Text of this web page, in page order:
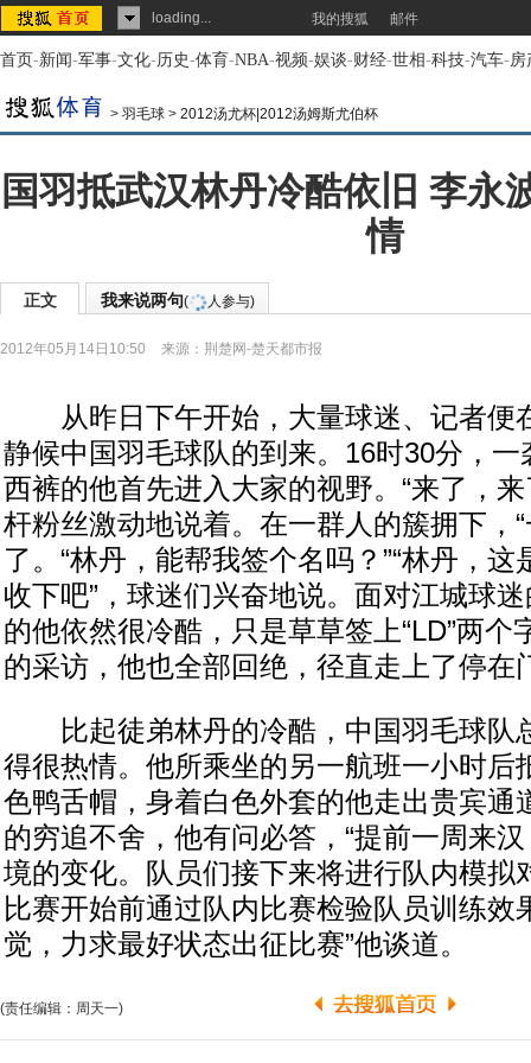
loading... 我的搜狐 邮件
首页-新闻-军事-文化-历史-体育-NBA-视频-娱谈-财经-世相-科技-汽车-房
> 羽毛球 > 2012汤尤杯|2012汤姆斯尤伯杯
国羽抵武汉林丹冷酷依旧 李永
情
正文 我来说两句( 人参与)
2012年05月14日10:50 来源： 荆楚网-楚天都市报
从昨日下午开始，大量球迷、记者便
静候中国羽毛球队的到来。16时30分，
西裤的他首先进入大家的视野。“来了，
杆粉丝激动地说着。在一群人的簇拥下，
了。“林丹，能帮我签个名吗？”“林丹，
收下吧”，球迷们兴奋地说。面对江城球
的他依然很冷酷，只是草草签上“LD”两个
的采访，他也全部回绝，径直走上了停在
比起徒弟林丹的冷酷，中国羽毛球队
得很热情。他所乘坐的另一航班一小时后
色鸭舌帽，身着白色外套的他走出贵宾通
的穷追不舍，他有问必答，“提前一周来
境的变化。队员们接下来将进行队内模拟
比赛开始前通过队内比赛检验队员训练效
觉，力求最好状态出征比赛”他谈道。
(责任编辑：周天一)